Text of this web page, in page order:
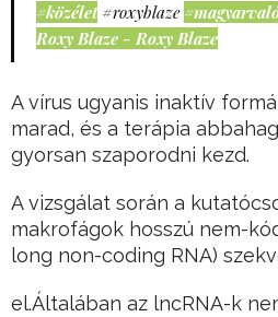
#közélet #roxyblaze
Roxy Blaze - Roxy Blaze
A vírus ugyanis inaktív
marad, és a terápia
gyorsan szaporodni kezd.
A vizsgálat során a
makrofágok hosszú nem-
long non-coding RNA)
el.Általában az lncRNA-k